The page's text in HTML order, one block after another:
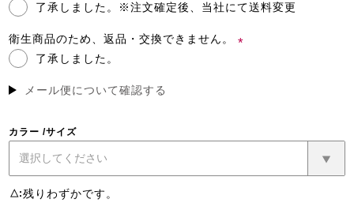
了承しました。※注文確定後、当社にて送料変更
衛生商品のため、返品・交換できません。
了承しました。
メール便について確認する
カラー サイズ
△ 残りわずかです。